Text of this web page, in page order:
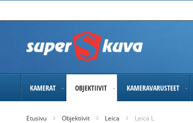
to
KAMERAT OBJEKTIIVIT KAMERAVARUSTEET
Etusivu Objektiivit Leica Leica L